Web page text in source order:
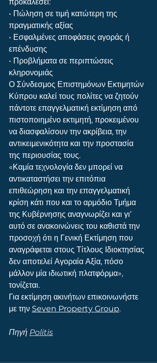
• Πώληση σε τιμή κατώτερη της
πραγματικής αξίας
• Εσφαλμένες αποφάσεις αγοράς ή
επένδυσης
• Προβλήματα σε περιπτώσεις
κληρονομιάς
Ο Σύνδεσμος Επιστημόνων Εκτιμητών
Κύπρου καλεί τους πολίτες να ζητούν
πάντοτε επαγγελματική εκτίμηση από
πιστοποιημένο εκτιμητή, προκειμένου
να διασφαλίσουν την ακρίβεια, την
αντικειμενικότητα και την προστασία
της περιουσίας τους.
«Καμία τεχνολογία δεν μπορεί να
αντικαταστήσει την επιτόπια
επιθεώρηση και την επαγγελματική
κρίση κάτι που και το αρμόδιο Τμήμα
της Κυβέρνησης αναγνωρίζει και γι’
αυτό σε ανακοινώνεις του καθιστά την
προσοχή ότι η Γενική Εκτίμηση που
αναγράφεται στους Τίτλους Ιδιοκτησίας
δεν αποτελεί Αγοραία Αξία, πόσο
μάλλον μία ιδιωτική πλατφόρμα»,
τονίζεται.
Για εκτίμηση ακινήτων επικοινωνήστε
με την Seven Property Group.
Πηγή Politis